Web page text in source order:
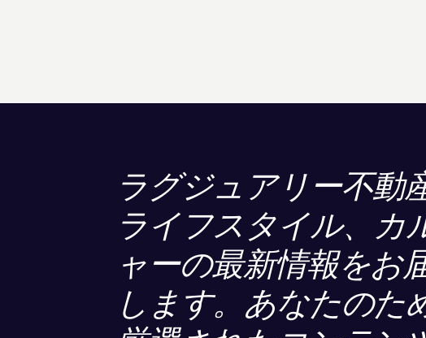
ラグジュアリー不動
ライフスタイル、カ
ャーの最新情報をお
します。あなたのた